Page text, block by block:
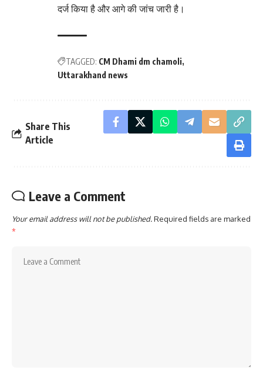
दर्ज किया है और आगे की जांच जारी है।
TAGGED: CM Dhami dm chamoli
Uttarakhand news
Share This
Article
Leave a Comment
Your email address will not be published.Required fields are marked
*